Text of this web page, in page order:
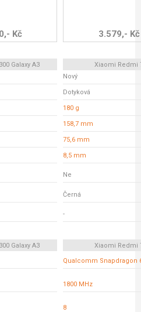
Kč 3.579,- Kč
Galaxy A3
Xiaomi Redmi
Nový
Dotyková
180 g
158,7 mm
75,6 mm
8,5 mm
Ne
Černá
-
Galaxy A3
Xiaomi Redmi
Qualcomm Snapdragon
1800 MHz
8